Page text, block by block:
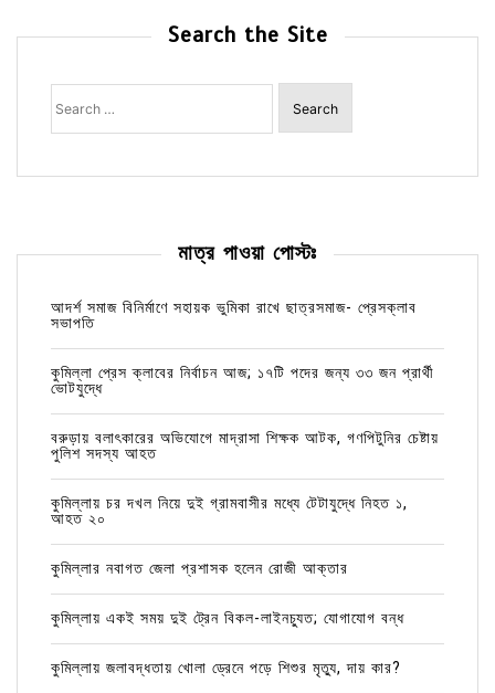
Search the Site
Search
for:
মাত্র পাওয়া পোস্টঃ
আদর্শ সমাজ বিনির্মাণে সহায়ক ভুমিকা রাখে ছাত্রসমাজ- প্রেসক্লাব
সভাপতি
কুমিল্লা প্রেস ক্লাবের নির্বাচন আজ; ১৭টি পদের জন্য ৩৩ জন প্রার্থী
ভোটযুদ্ধে
বরুড়ায় বলাৎকারের অভিযোগে মাদ্রাসা শিক্ষক আটক, গণপিটুনির চেষ্টায়
পুলিশ সদস্য আহত
কুমিল্লায় চর দখল নিয়ে দুই গ্রামবাসীর মধ্যে টেটাযুদ্ধে নিহত ১,
আহত ২০
কুমিল্লার নবাগত জেলা প্রশাসক হলেন রোজী আক্তার
কুমিল্লায় একই সময় দুই ট্রেন বিকল-লাইনচ্যুত; যোগাযোগ বন্ধ
কুমিল্লায় জলাবদ্ধতায় খোলা ড্রেনে পড়ে শিশুর মৃত্যু, দায় কার?